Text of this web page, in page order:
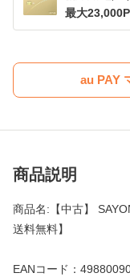
最大
au PAY
商品説明
商品名:【中古】
送料無料】
EANコード：